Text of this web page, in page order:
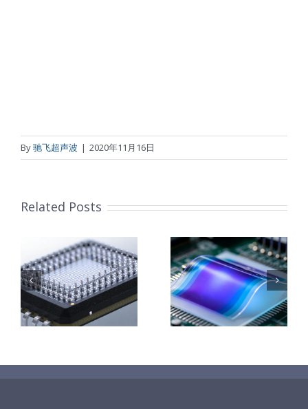
By驰飞超声波 | 2020年11月16日
Related Posts
柔性薄膜光致
变色膜制备 超
声波喷涂工艺
原理及应用研
钛基钌铱阳极
超声波涂覆解
决方案